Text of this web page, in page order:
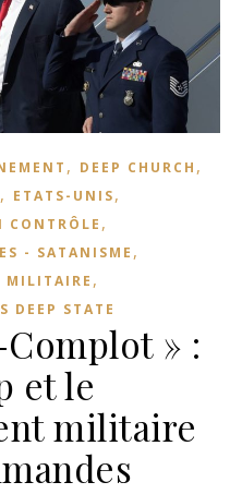
, DEEP CHURCH ,
, ETATS-UNIS,
CONTRÔLE ,
- SATANISME ,
MILITAIRE ,
DEEP STATE
» :
et le
militaire